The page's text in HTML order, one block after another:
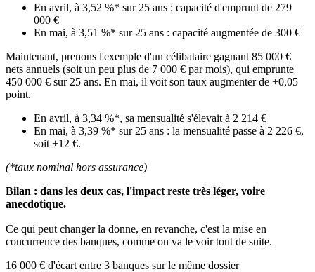
En avril, à 3,52 %* sur 25 ans : capacité d'emprunt de 279
000 €
En mai, à 3,51 %* sur 25 ans : capacité augmentée de 300 €
Maintenant, prenons l'exemple d'un célibataire gagnant 85 000 €
nets annuels (soit un peu plus de 7 000 € par mois), qui emprunte
450 000 € sur 25 ans. En mai, il voit son taux augmenter de +0,05
point.
En avril, à 3,34 %*, sa mensualité s'élevait à 2 214 €
En mai, à 3,39 %* sur 25 ans : la mensualité passe à 2 226 €,
soit +12 €.
(*taux nominal hors assurance)
Bilan : dans les deux cas, l'impact reste très léger, voire
anecdotique.
Ce qui peut changer la donne, en revanche, c'est la mise en
concurrence des banques, comme on va le voir tout de suite.
16 000 € d'écart entre 3 banques sur le même dossier